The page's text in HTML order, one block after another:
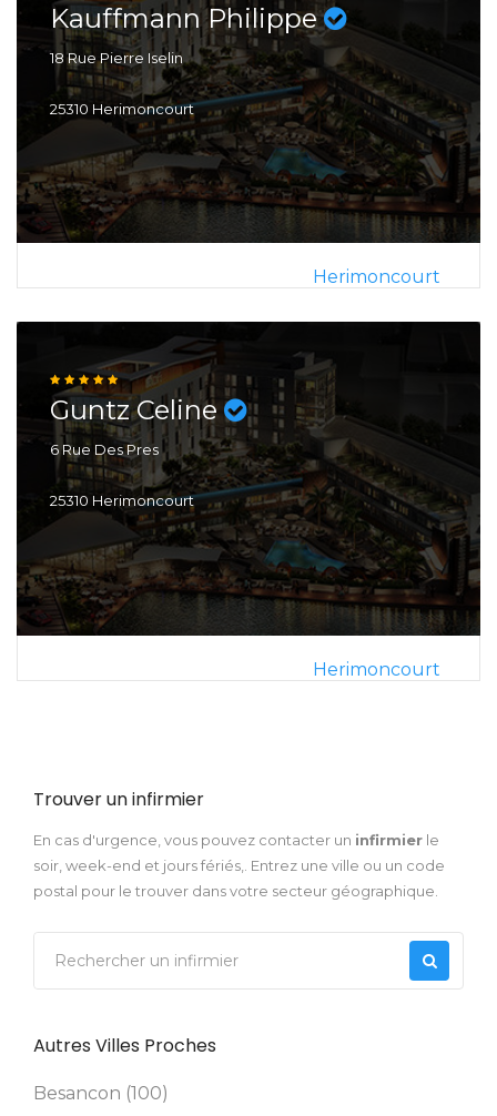
Kauffmann Philippe
18 Rue Pierre Iselin
25310 Herimoncourt
Herimoncourt
Guntz Celine
6 Rue Des Pres
25310 Herimoncourt
Herimoncourt
Trouver un infirmier
En cas d'urgence, vous pouvez contacter un infirmier le
soir, week-end et jours fériés,. Entrez une ville ou un code
postal pour le trouver dans votre secteur géographique.
Autres Villes Proches
Besancon (100)